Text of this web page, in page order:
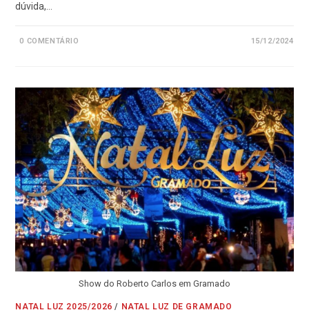
dúvida,…
0 COMENTÁRIO 15/12/2024
Show do Roberto Carlos em Gramado
NATAL LUZ 2025/2026 / NATAL LUZ DE GRAMADO